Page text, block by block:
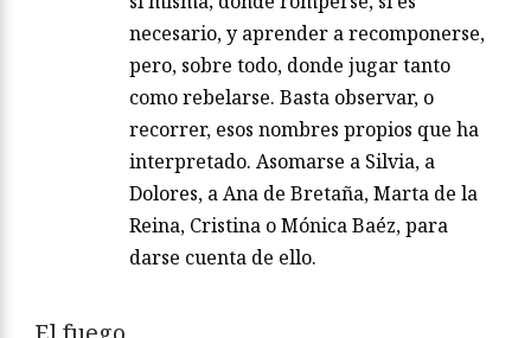
necesario, y aprender a recomponerse,
pero, sobre todo, donde jugar tanto
como rebelarse. Basta observar, o
recorrer, esos nombres propios que ha
interpretado. Asomarse a Silvia, a
Dolores, a Ana de Bretaña, Marta de la
Reina, Cristina o Mónica Baéz, para
darse cuenta de ello.